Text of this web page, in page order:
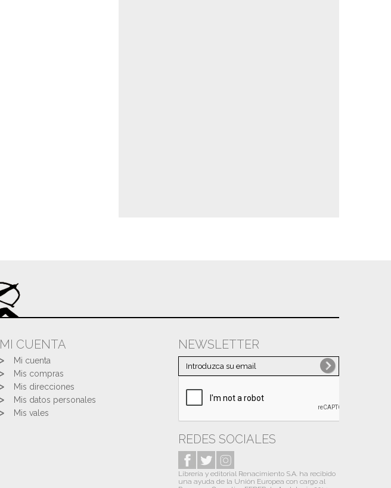
MI CUENTA
Mi cuenta
Mis compras
Mis direcciones
Mis datos personales
Mis vales
NEWSLETTER
REDES SOCIALES
Librería y editorial Renacimiento S.A. ha recibido
una ayuda de la Unión Europea con cargo al